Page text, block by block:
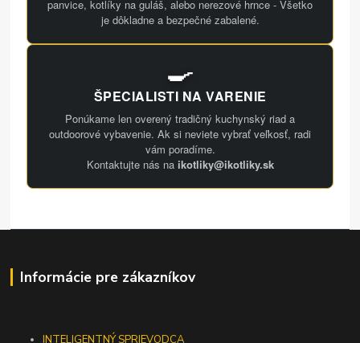
panvice, kotlíky na guláš, alebo nerezové hrnce - Všetko
je dôkladne a bezpečné zabalené.
🍳
ŠPECIALISTI NA VARENIE
Ponúkame len overený tradičný kuchynský riad a
outdoorové vybavenie. Ak si neviete vybrať veľkosť, radi
vám poradíme.
Kontaktujte nás na ikotliky@ikotliky.sk
Informácie pre zákazníkov
INTELIGENTNÝ SPRIEVODCA